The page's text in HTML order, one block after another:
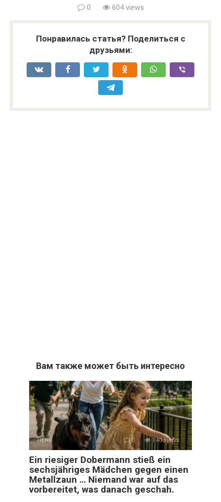
0 604 views
Понравилась статья? Поделиться с
друзьями:
Вам также может быть интересно
TIERE 0 140 views
Ein riesiger Dobermann stieß ein
sechsjähriges Mädchen gegen einen
Metallzaun … Niemand war auf das
vorbereitet, was danach geschah.